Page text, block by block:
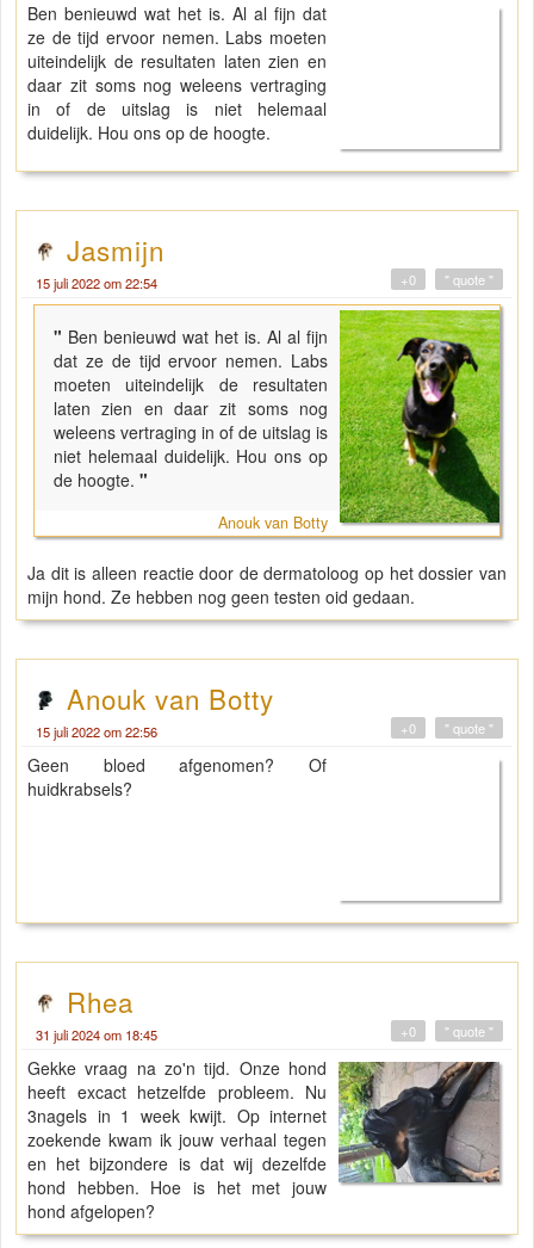
Ben benieuwd wat het is. Al al fijn dat
ze de tijd ervoor nemen. Labs moeten
uiteindelijk de resultaten laten zien en
daar zit soms nog weleens vertraging
in of de uitslag is niet helemaal
duidelijk. Hou ons op de hoogte.
Jasmijn
15 juli 2022 om 22:54 " quote "
+0
" Ben benieuwd wat het is. Al al fijn
dat ze de tijd ervoor nemen. Labs
moeten uiteindelijk de resultaten
laten zien en daar zit soms nog
weleens vertraging in of de uitslag is
niet helemaal duidelijk. Hou ons op
de hoogte. "
Anouk van Botty
Ja dit is alleen reactie door de dermatoloog op het dossier van
mijn hond. Ze hebben nog geen testen oid gedaan.
Anouk van Botty
15 juli 2022 om 22:56 " quote "
+0
Geen bloed afgenomen? Of
huidkrabsels?
Rhea
31 juli 2024 om 18:45 " quote "
+0
Gekke vraag na zo'n tijd. Onze hond
heeft excact hetzelfde probleem. Nu
3nagels in 1 week kwijt. Op internet
zoekende kwam ik jouw verhaal tegen
en het bijzondere is dat wij dezelfde
hond hebben. Hoe is het met jouw
hond afgelopen?